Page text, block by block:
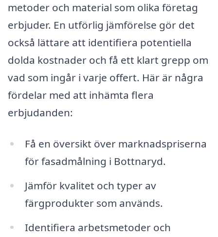
metoder och material som olika företag
erbjuder. En utförlig jämförelse gör det
också lättare att identifiera potentiella
dolda kostnader och få ett klart grepp om
vad som ingår i varje offert. Här är några
fördelar med att inhämta flera
erbjudanden:
Få en översikt över marknadspriserna
för fasadmålning i Bottnaryd.
Jämför kvalitet och typer av
färgprodukter som används.
Identifiera arbetsmetoder och